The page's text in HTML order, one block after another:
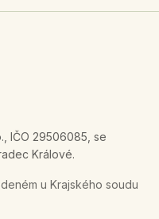
IČO 29506085, se
Králové.
u Krajského soudu